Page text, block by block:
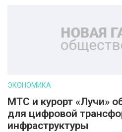
ЭКОНОМИКА
МТС и курорт «Лучи»
для цифровой
инфраструктуры